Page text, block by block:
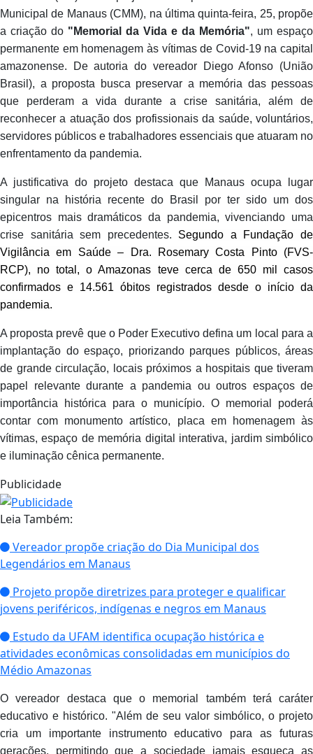
Municipal de Manaus (CMM), na última quinta-feira, 25, propõe
a criação do "Memorial da Vida e da Memória", um espaço
permanente em homenagem às vítimas de Covid-19 na capital
amazonense. De autoria do vereador Diego Afonso (União
Brasil), a proposta busca preservar a memória das pessoas
que perderam a vida durante a crise sanitária, além de
reconhecer a atuação dos profissionais da saúde, voluntários,
servidores públicos e trabalhadores essenciais que atuaram no
enfrentamento da pandemia.
A justificativa do projeto destaca que Manaus ocupa lugar
singular na história recente do Brasil por ter sido um dos
epicentros mais dramáticos da pandemia, vivenciando uma
crise sanitária sem precedentes. Segundo a Fundação de
Vigilância em Saúde – Dra. Rosemary Costa Pinto (FVS-
RCP), no total, o Amazonas teve cerca de 650 mil casos
confirmados e 14.561 óbitos registrados desde o início da
pandemia.
A proposta prevê que o Poder Executivo defina um local para a
implantação do espaço, priorizando parques públicos, áreas
de grande circulação, locais próximos a hospitais que tiveram
papel relevante durante a pandemia ou outros espaços de
importância histórica para o município. O memorial poderá
contar com monumento artístico, placa em homenagem às
vítimas, espaço de memória digital interativa, jardim simbólico
e iluminação cênica permanente.
Publicidade
Leia Também:
Vereador propõe criação do Dia Municipal dos
Legendários em Manaus
Projeto propõe diretrizes para proteger e qualificar
jovens periféricos, indígenas e negros em Manaus
Estudo da UFAM identifica ocupação histórica e
atividades econômicas consolidadas em municípios do
Médio Amazonas
O vereador destaca que o memorial também terá caráter
educativo e histórico. "Além de seu valor simbólico, o projeto
cria um importante instrumento educativo para as futuras
gerações, permitindo que a sociedade jamais esqueça as